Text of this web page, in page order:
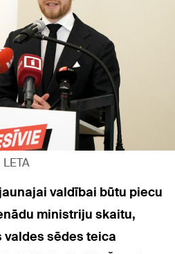
valdībai būtu piecu
ministriju skaitu,
sēdes teica